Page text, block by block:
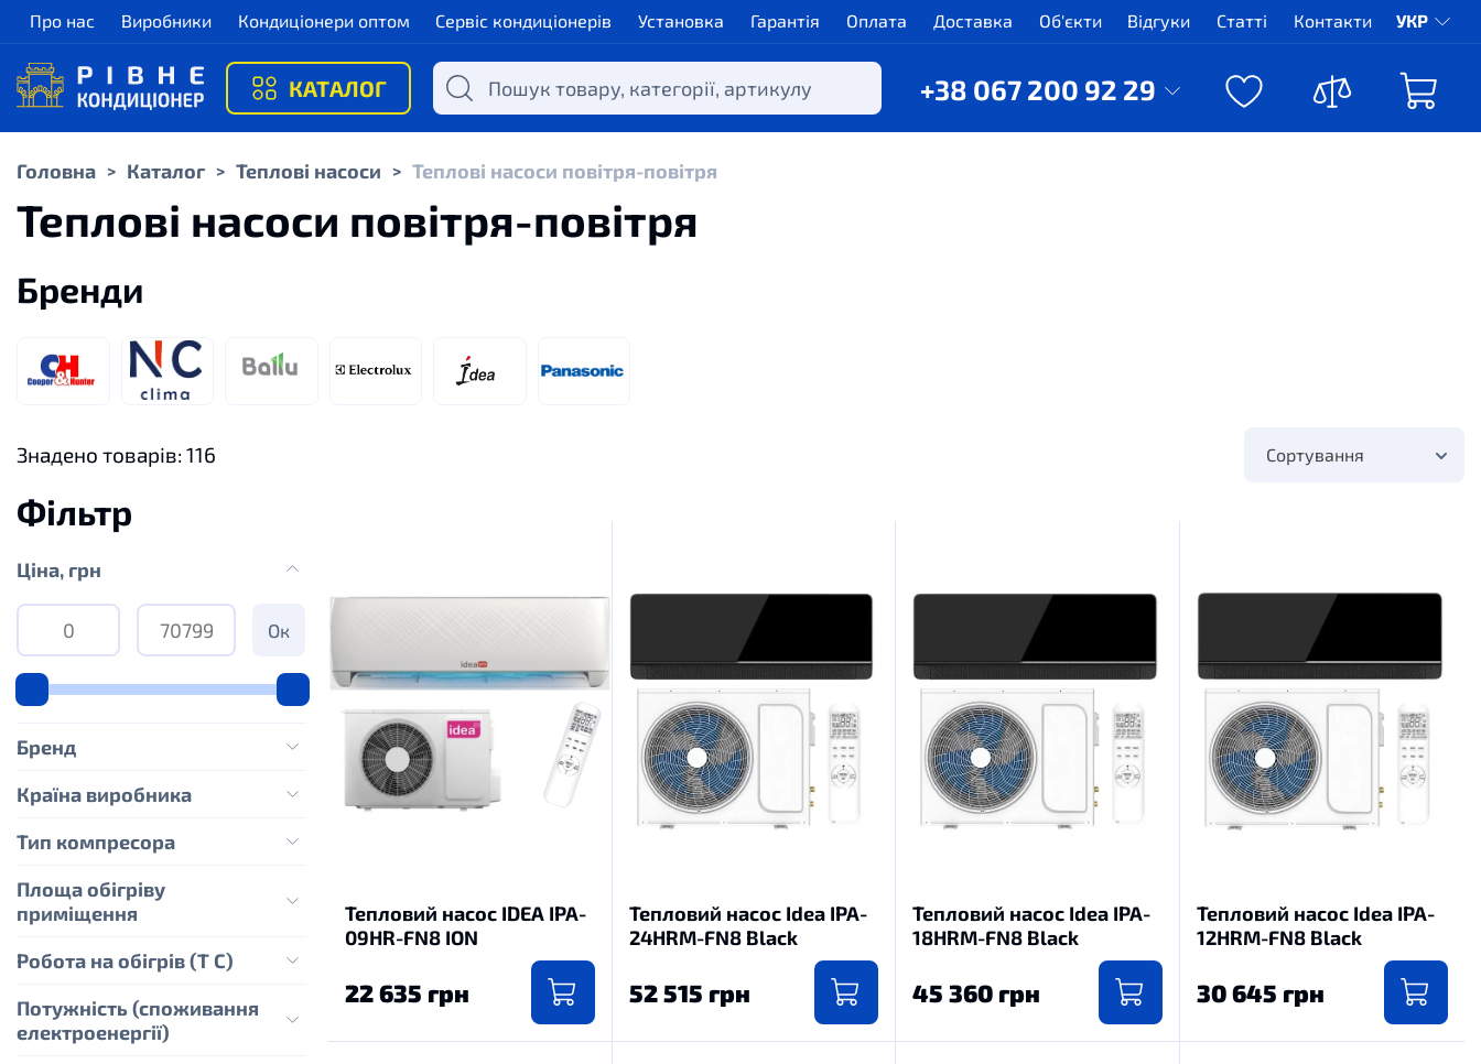
Про нас Виробники Кондиціонери оптом Сервіс кондиціонерів Установка Гарантія Оплата Доставка Об'єкти Відгуки Статті Контакти УКР
КАТАЛОГ +38 067 200 92 29
Головна > Каталог > Теплові насоси > Теплові насоси повітря-повітря
Теплові насоси повітря-повітря
Бренди
Знадено товарів: 116 Сортування
Фільтр
Цiна, грн
Ок
Бренд
Країна виробника
Тип компресора
Площа обігріву
приміщення
Робота на обігрів (Т С)
Потужність (споживання
електроенергії)
Тепловий насос IDEA IPA-
09HR-FN8 ION
22 635 грн
Тепловий насос Idea IPA-
24HRM-FN8 Black
52 515 грн
Тепловий насос Idea IPA-
18HRM-FN8 Black
45 360 грн
Тепловий насос Idea IPA-
12HRM-FN8 Black
30 645 грн